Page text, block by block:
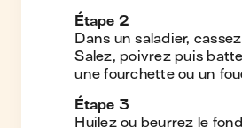
Étape 2
Dans un saladier,
Salez, poivrez puis
une fourchette ou un
Étape 3
Huilez ou beurrez le